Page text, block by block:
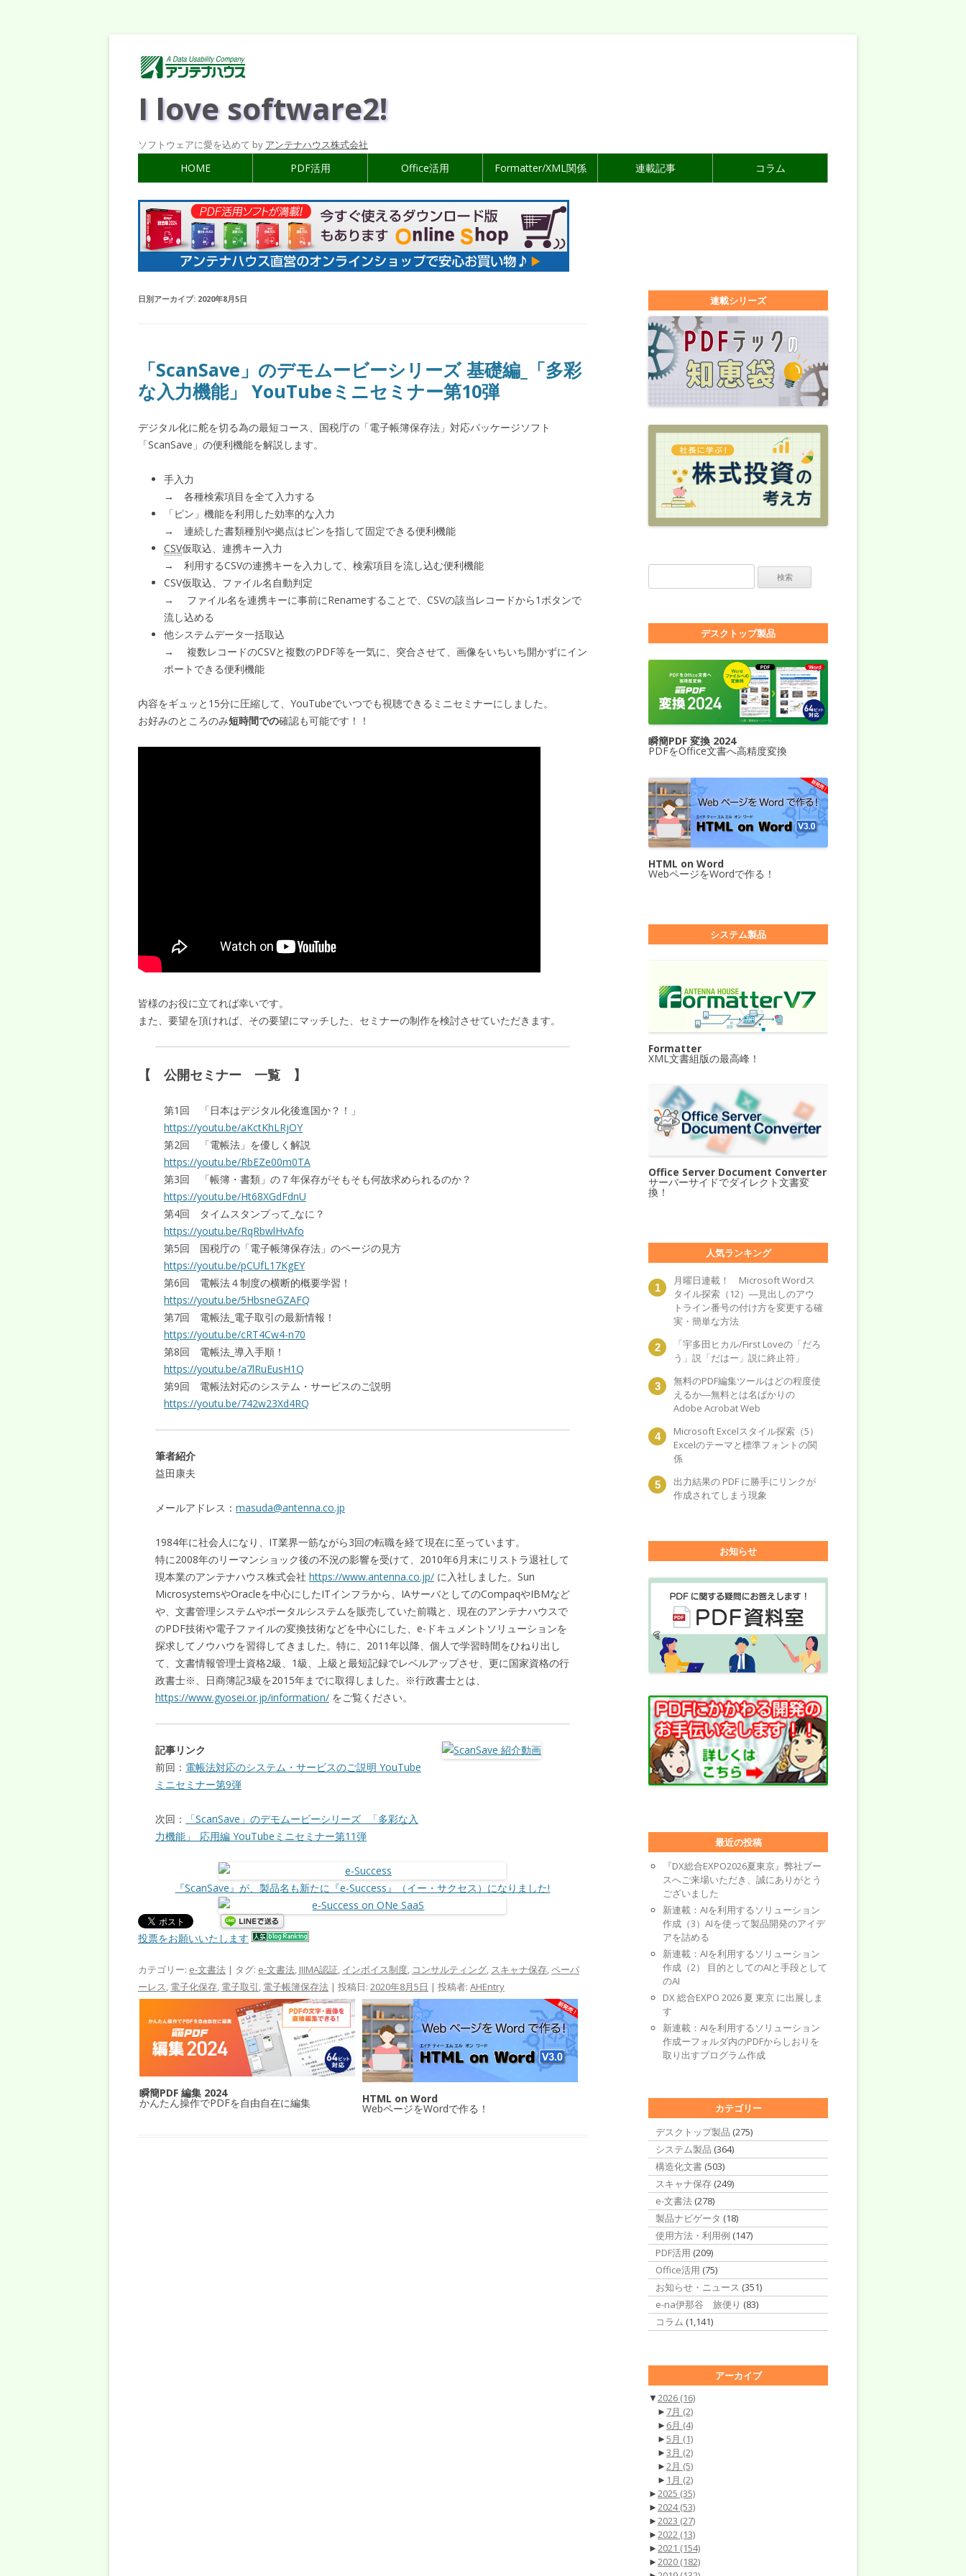
I love software2!
ソフトウェアに愛を込めて by アンテナハウス株式会社
HOME PDF活用 Office活用 Formatter/XML関係 連載記事 コラム
日別アーカイブ: 2020年8月5日
「ScanSave」のデモムービーシリーズ 基礎編_「多彩
な入力機能」 YouTubeミニセミナー第10弾
デジタル化に舵を切る為の最短コース、国税庁の「電子帳簿保存法」対応パッケージソフト
「ScanSave」の便利機能を解説します。
手入力
→ 各種検索項目を全て入力する
「ピン」機能を利用した効率的な入力
→ 連続した書類種別や拠点はピンを指して固定できる便利機能
CSV仮取込、連携キー入力
→ 利用するCSVの連携キーを入力して、検索項目を流し込む便利機能
CSV仮取込、ファイル名自動判定
→ ファイル名を連携キーに事前にRenameすることで、CSVの該当レコードから1ボタンで
流し込める
他システムデータ一括取込
→ 複数レコードのCSVと複数のPDF等を一気に、突合させて、画像をいちいち開かずにイン
ポートできる便利機能
内容をギュッと15分に圧縮して、YouTubeでいつでも視聴できるミニセミナーにしました。
お好みのところのみ短時間での確認も可能です！！
皆様のお役に立てれば幸いです。
また、要望を頂ければ、その要望にマッチした、セミナーの制作を検討させていただきます。
【 公開セミナー 一覧 】
第1回 「日本はデジタル化後進国か？！」
https://youtu.be/aKctKhLRjOY
第2回 「電帳法」を優しく解説
https://youtu.be/RbEZe00m0TA
第3回 「帳簿・書類」の７年保存がそもそも何故求められるのか？
https://youtu.be/Ht68XGdFdnU
第4回 タイムスタンプって_なに？
https://youtu.be/RqRbwlHvAfo
第5回 国税庁の「電子帳簿保存法」のページの見方
https://youtu.be/pCUfL17KgEY
第6回 電帳法４制度の横断的概要学習！
https://youtu.be/5HbsneGZAFQ
第7回 電帳法_電子取引の最新情報！
https://youtu.be/cRT4Cw4-n70
第8回 電帳法_導入手順！
https://youtu.be/a7lRuEusH1Q
第9回 電帳法対応のシステム・サービスのご説明
https://youtu.be/742w23Xd4RQ
筆者紹介
益田康夫
メールアドレス： masuda@antenna.co.jp
1984年に社会人になり、IT業界一筋ながら3回の転職を経て現在に至っています。
特に2008年のリーマンショック後の不況の影響を受けて、2010年6月末にリストラ退社して
現本業のアンテナハウス株式会社 https://www.antenna.co.jp/ に入社しました。Sun
MicrosystemsやOracleを中心にしたITインフラから、IAサーバとしてのCompaqやIBMなど
や、文書管理システムやポータルシステムを販売していた前職と、現在のアンテナハウスで
のPDF技術や電子ファイルの変換技術などを中心にした、e-ドキュメントソリューションを
探求してノウハウを習得してきました。特に、2011年以降、個人で学習時間をひねり出し
て、文書情報管理士資格2級、1級、上級と最短記録でレベルアップさせ、更に国家資格の行
政書士※、日商簿記3級を2015年までに取得しました。※行政書士とは、
https://www.gyosei.or.jp/information/ をご覧ください。
記事リンク
前回： 電帳法対応のシステム・サービスのご説明 YouTube
ミニセミナー第9弾
次回：
「ScanSave」のデモムービーシリーズ _「多彩な入
力機能」_応用編 YouTubeミニセミナー第11弾
『ScanSave』が、製品名も新たに『e-Success』（イー・サクセス）になりました!
投票をお願いいたします
カテゴリー: e-文書法 | タグ: e-文書法, JIIMA認証, インボイス制度, コンサルティング, スキャナ保存,ペーパ
ーレス, 電子化保存, 電子取引, 電子帳簿保存法 | 投稿日: 2020年8月5日 | 投稿者: AHEntry
瞬簡PDF 編集 2024
かんたん操作でPDFを自由自在に編集 HTML on Word
WebページをWordで作る！
連載シリーズ
デスクトップ製品
瞬簡PDF 変換 2024
PDFをOffice文書へ高精度変換
HTML on Word
WebページをWordで作る！
システム製品
Formatter
XML文書組版の最高峰！
Office Server Document Converter
サーバーサイドでダイレクト文書変
換！
人気ランキング
月曜日連載！ Microsoft Wordス
タイル探索（12）―見出しのアウ
トライン番号の付け方を変更する確
実・簡単な方法
「宇多田ヒカル/First Loveの「だろ
う」説「だはー」説に終止符」
無料のPDF編集ツールはどの程度使
えるか―無料とは名ばかりの
Adobe Acrobat Web
Microsoft Excelスタイル探索（5）
Excelのテーマと標準フォントの関
係
出力結果の PDF に勝手にリンクが
作成されてしまう現象
お知らせ
最近の投稿
『DX総合EXPO2026夏東京』弊社ブー
スへご来場いただき、誠にありがとう
ございました
新連載：AIを利用するソリューション
作成（3）AIを使って製品開発のアイデ
アを詰める
新連載：AIを利用するソリューション
作成（2） 目的としてのAIと手段として
のAI
DX 総合EXPO 2026 夏 東京 に出展しま
す
新連載：AIを利用するソリューション
作成ーフォルダ内のPDFからしおりを
取り出すプログラム作成
カテゴリー
デスクトップ製品 (275)
システム製品 (364)
構造化文書 (503)
スキャナ保存 (249)
e-文書法 (278)
製品ナビゲータ (18)
使用方法・利用例 (147)
PDF活用 (209)
Office活用 (75)
お知らせ・ニュース (351)
e-na伊那谷 旅便り (83)
コラム (1,141)
アーカイブ
▼2026 (16)
► 7月 (2)
► 6月 (4)
►5月 (1)
►3月 (2)
►2月 (5)
► 1月 (2)
►2025 (35)
►2024(53)
►2023 (27)
►2022 (13)
►2021 (154)
►2020 (182)